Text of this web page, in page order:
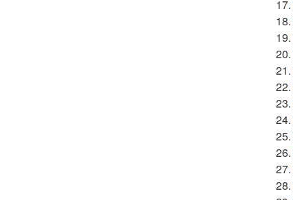
17.
18.
19.
20.
21.
22.
23.
24.
25.
26.
27.
28.